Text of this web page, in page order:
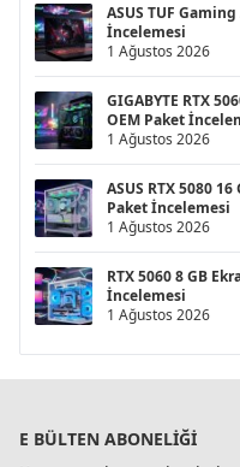
ASUS TUF
İncelemesi
1 Ağustos 2026
GIGABYTE RTX
OEM Paket
1 Ağustos 2026
ASUS RTX 5080
Paket İncelemesi
1 Ağustos 2026
RTX 5060 8 GB
İncelemesi
1 Ağustos 2026
E BÜLTEN ABONELIĞI